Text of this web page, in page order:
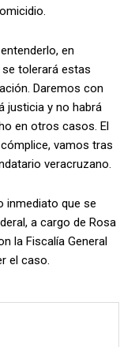
en
tolerará estas
Daremos con
justicia y no habrá
en otros casos. El
vamos tras
veracruzano.
inmediato que se
a cargo de Rosa
la Fiscalía General
el caso.